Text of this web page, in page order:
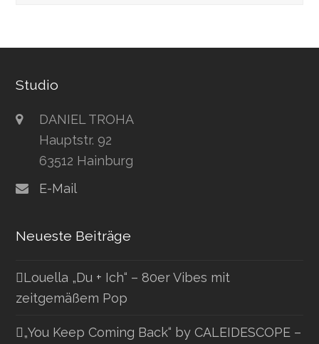
Studio
DANIEL TROHA
Hauptstr. 92
63512 Hainburg
E-Mail
Neueste Beiträge
Louella „Du + Ich“ – 80er Vibes mit
zeitgemäßem Pop
„You Keep Coming Back“ by CALEIDESCOPE –